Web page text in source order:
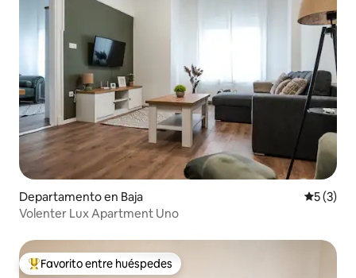
Departamento en Baja
5 (3)
Volenter Lux Apartment Uno
De los mejores en Favorito entre huéspedes
Favorito entre huéspedes